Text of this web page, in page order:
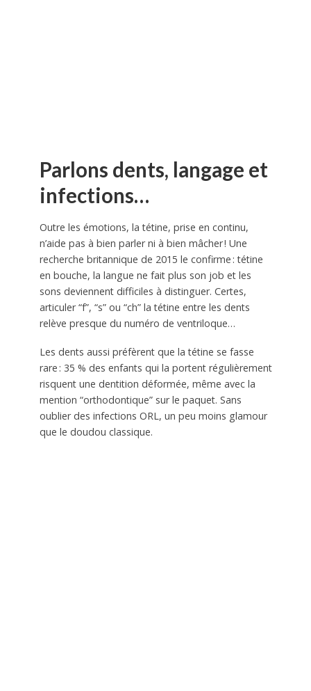
Parlons dents, langage et
infections…
Outre les émotions, la tétine, prise en continu,
n’aide pas à bien parler ni à bien mâcher ! Une
recherche britannique de 2015 le confirme : tétine
en bouche, la langue ne fait plus son job et les
sons deviennent difficiles à distinguer. Certes,
articuler “f”, “s” ou “ch” la tétine entre les dents
relève presque du numéro de ventriloque…
Les dents aussi préfèrent que la tétine se fasse
rare : 35 % des enfants qui la portent régulièrement
risquent une dentition déformée, même avec la
mention “orthodontique” sur le paquet. Sans
oublier des infections ORL, un peu moins glamour
que le doudou classique.